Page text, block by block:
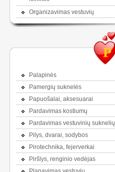
Organizavimas vestuvių
P
Palapinės
Pamergių suknelės
Papuošalai, aksesuarai
Pardavimas kostiumų
Pardavimas vestuvinių suknelių
Pilys, dvarai, sodybos
Pirotechnika, fejerverkai
Piršlys, renginio vedėjas